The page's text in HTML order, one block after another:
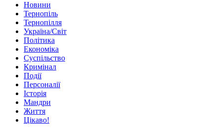
Новини
Тернопіль
Тернопілля
Україна/Світ
Політика
Економіка
Суспільство
Кримінал
Події
Персоналії
Історія
Мандри
Життя
Цікаво!